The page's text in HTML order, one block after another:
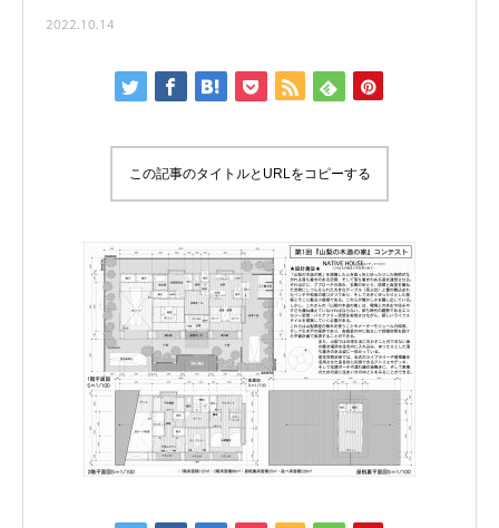
2022.10.14
この記事のタイトルとURLをコピーする